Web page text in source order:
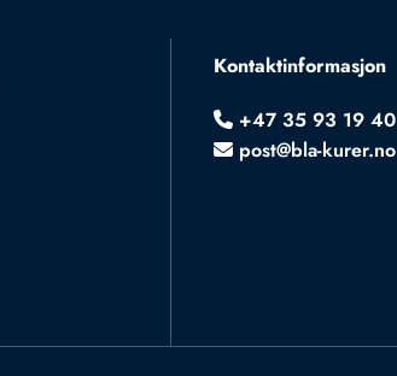
Kontaktinformasjon
 +47 35 93 19 40
 post@bla-kurer.no